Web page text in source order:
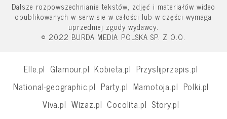
Dalsze rozpowszechnianie tekstów, zdjęć i materiałów wideo
opublikowanych w serwisie w całości lub w części wymaga
uprzedniej zgody wydawcy.
© 2022 BURDA MEDIA POLSKA SP. Z O.O.
Elle.pl Glamour.pl Kobieta.pl Przyslijprzepis.pl
National-geographic.pl Party.pl Mamotoja.pl Polki.pl
Viva.pl Wizaz.pl Cocolita.pl Story.pl